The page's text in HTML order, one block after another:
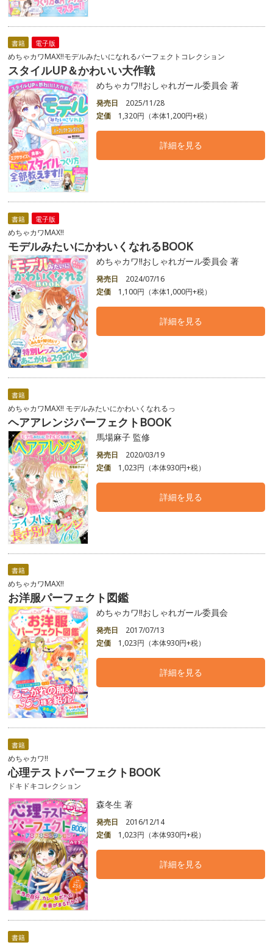
書籍 電子版
めちゃカワMAX!!モデルみたいになれるパーフェクトコレクション
スタイルUP＆かわいい大作戦
めちゃカワ!!おしゃれガール委員会 著
発売日
2025/11/28
定価
1,320円（本体1,200円+税）
詳細を見る
書籍 電子版
めちゃカワMAX!!
モデルみたいにかわいくなれるBOOK
めちゃカワ!!おしゃれガール委員会 著
発売日
2024/07/16
定価
1,100円（本体1,000円+税）
詳細を見る
書籍
めちゃカワMAX!! モデルみたいにかわいくなれるっ
ヘアアレンジパーフェクトBOOK
馬場麻子 監修
発売日
2020/03/19
定価
1,023円（本体930円+税）
詳細を見る
書籍
めちゃカワMAX!!
お洋服パーフェクト図鑑
めちゃカワ!!おしゃれガール委員会
発売日
2017/07/13
定価
1,023円（本体930円+税）
詳細を見る
書籍
めちゃカワ!!
心理テストパーフェクトBOOK
ドキドキコレクション
森冬生 著
発売日
2016/12/14
定価
1,023円（本体930円+税）
詳細を見る
書籍